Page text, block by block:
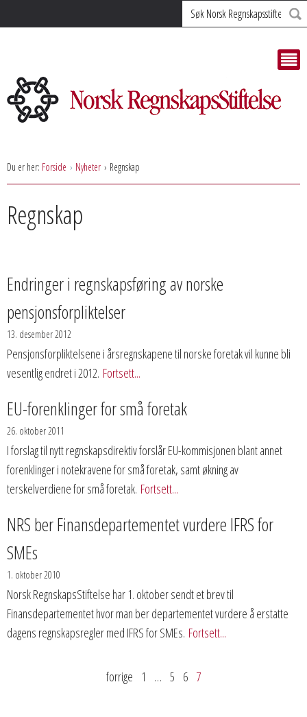
Søk
Du er her: Forside Nyheter Regnskap
Regnskap
Endringer i regnskapsføring av norske
pensjonsforpliktelser
13. desember 2012
Pensjonsforpliktelsene i årsregnskapene til norske foretak vil kunne bli
vesentlig endret i 2012. Fortsett...
EU-forenklinger for små foretak
26. oktober 2011
I forslag til nytt regnskapsdirektiv forslår EU-kommisjonen blant annet
forenklinger i notekravene for små foretak, samt økning av
terskelverdiene for små foretak. Fortsett...
NRS ber Finansdepartementet vurdere IFRS for
SMEs
1. oktober 2010
Norsk RegnskapsStiftelse har 1. oktober sendt et brev til
Finansdepartementet hvor man ber departementet vurdere å erstatte
dagens regnskapsregler med IFRS for SMEs. Fortsett...
forrige 1 … 5 6 7